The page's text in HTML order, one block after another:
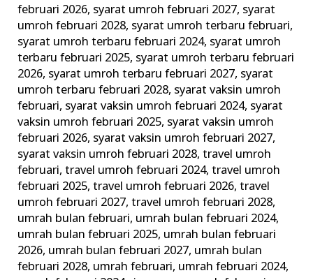
februari 2026, syarat umroh februari 2027, syarat
umroh februari 2028, syarat umroh terbaru februari,
syarat umroh terbaru februari 2024, syarat umroh
terbaru februari 2025, syarat umroh terbaru februari
2026, syarat umroh terbaru februari 2027, syarat
umroh terbaru februari 2028, syarat vaksin umroh
februari, syarat vaksin umroh februari 2024, syarat
vaksin umroh februari 2025, syarat vaksin umroh
februari 2026, syarat vaksin umroh februari 2027,
syarat vaksin umroh februari 2028,travel umroh
februari,travel umroh februari 2024,travel umroh
februari 2025,travel umroh februari 2026,travel
umroh februari 2027,travel umroh februari 2028,
umrah bulan februari, umrah bulan februari 2024,
umrah bulan februari 2025, umrah bulan februari
2026, umrah bulan februari 2027, umrah bulan
februari 2028, umrah februari, umrah februari 2024,